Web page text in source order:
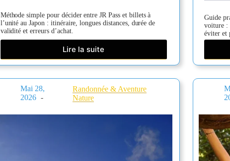
Méthode simple pour décider entre JR Pass et billets à
l’unité au Japon : itinéraire, longues distances, durée de
validité et erreurs d’achat.
Lire la suite
JR
Pass
Japon
:
la
Guide
voiture :
éviter et
Mai 28,
2026
Randonnée & Aventure
Nature